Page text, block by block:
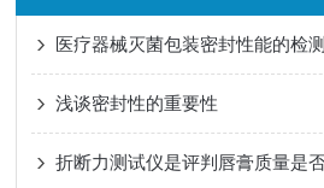
医疗器械灭菌包装密封性能的检测
浅谈密封性的重要性